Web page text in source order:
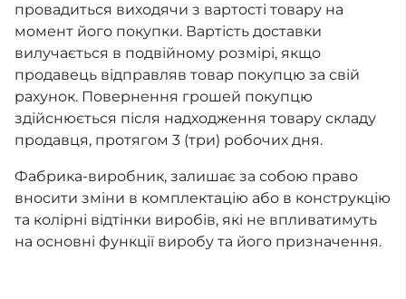
провадиться виходячи з вартості товару на
момент його покупки. Вартість доставки
вилучається в подвійному розмірі, якщо
продавець відправляв товар покупцю за свій
рахунок. Повернення грошей покупцю
здійснюється після надходження товару складу
продавця, протягом 3 (три) робочих дня.
Фабрика-виробник, залишає за собою право
вносити зміни в комплектацію або в конструкцію
та колірні відтінки виробів, які не впливатимуть
на основні функції виробу та його призначення.